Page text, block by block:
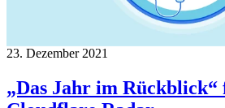
23. Dezember 2021
„Das Jahr im Rückblick“